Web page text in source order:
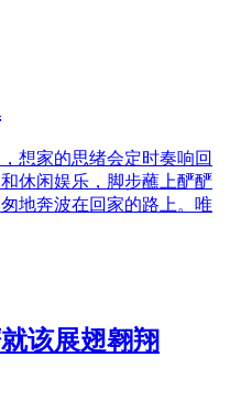
想家的思绪会定时奏响回
休闲娱乐，脚步蘸上酽酽
地奔波在回家的路上。唯
该展翅翱翔